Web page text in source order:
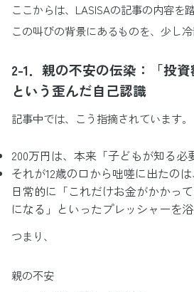
ここからは、LASISAの記事の内容を踏
この叫びの背景にあるものを、少し冷
2-1．親の不安の伝染：「投資
という歪んだ自己認識
記事中では、こう指摘されています。
200万円は、本来「子どもが知る必
それが12歳の口から咄嗟に出たのは
日常的に「これだけお金がかかっ
になる」といったプレッシャーを
つまり、
親の不安